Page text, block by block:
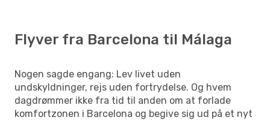
Flyver fra Barcelona til Málaga
Nogen sagde engang: Lev livet uden
undskyldninger, rejs uden fortrydelse. Og hvem
dagdrømmer ikke fra tid til anden om at forlade
komfortzonen i Barcelona og begive sig ud på et nyt